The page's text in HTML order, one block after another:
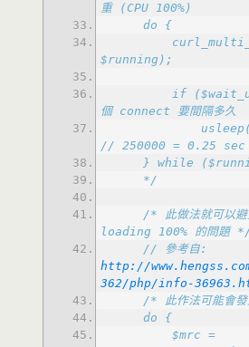
if
*/
/* 此做法就可以避
loading 100% 的問題
http://
362/php/info-
$mrc =